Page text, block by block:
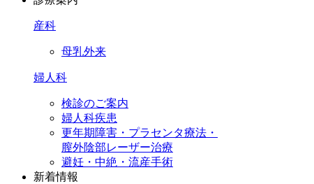
産科
母乳外来
婦人科
検診のご案内
婦人科疾患
更年期障害・プラセンタ療法・
膣外陰部レーザー治療
避妊・中絶・流産手術
新着情報